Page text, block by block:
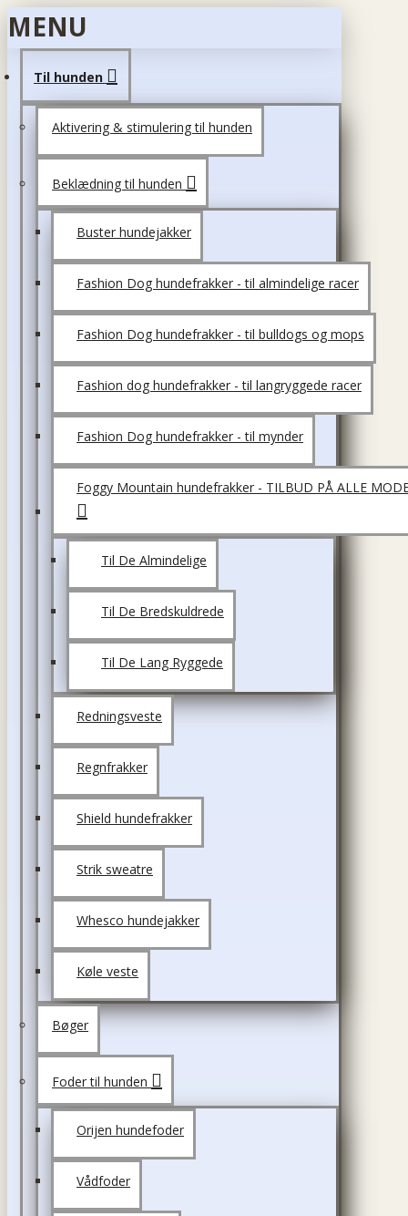
MENU
Til hunden
Aktivering & stimulering til hunden
Beklædning til hunden
Buster hundejakker
Fashion Dog hundefrakker - til almindelige racer
Fashion Dog hundefrakker - til bulldogs og mops
Fashion dog hundefrakker - til langryggede racer
Fashion Dog hundefrakker - til mynder
Foggy Mountain hundefrakker - TILBUD PÅ ALLE
Til De Almindelige
Til De Bredskuldrede
Til De Lang Ryggede
Redningsveste
Regnfrakker
Shield hundefrakker
Strik sweatre
Whesco hundejakker
Køle veste
Bøger
Foder til hunden
Orijen hundefoder
Vådfoder